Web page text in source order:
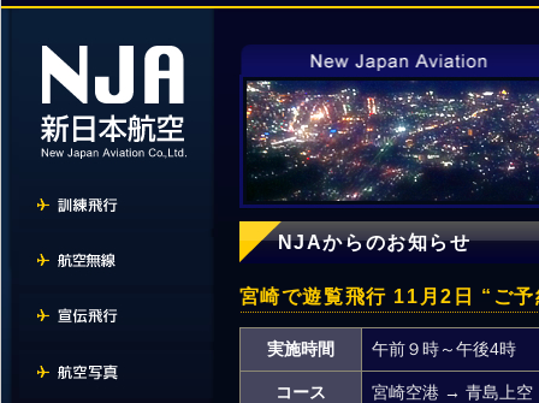
NJAからのお知らせ
宮崎で遊覧飛行 11月2日 “ご
実施時間 午前９時～午後4時
コース 宮崎空港 → 青島上